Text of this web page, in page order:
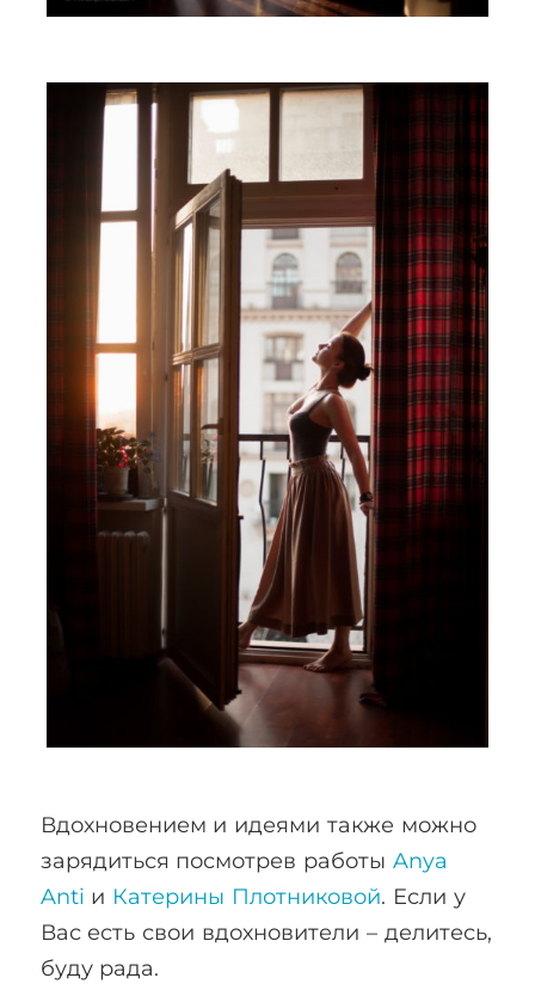
Вдохновением и идеями также можно
зарядиться посмотрев работыAnya
Anti и Катерины Плотниковой. Если у
Вас есть свои вдохновители – делитесь,
буду рада.